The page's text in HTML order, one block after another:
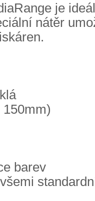
je
nátěr
barev